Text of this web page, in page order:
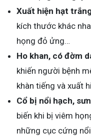
Xuất hiện hạt
kích thước khác
họng đỏ ửng…
Ho khan, có đờm
khiến người bệnh
khàn tiếng và xuất
Cổ bị nổi hạch,
biến khi bị viêm
những cục cứng